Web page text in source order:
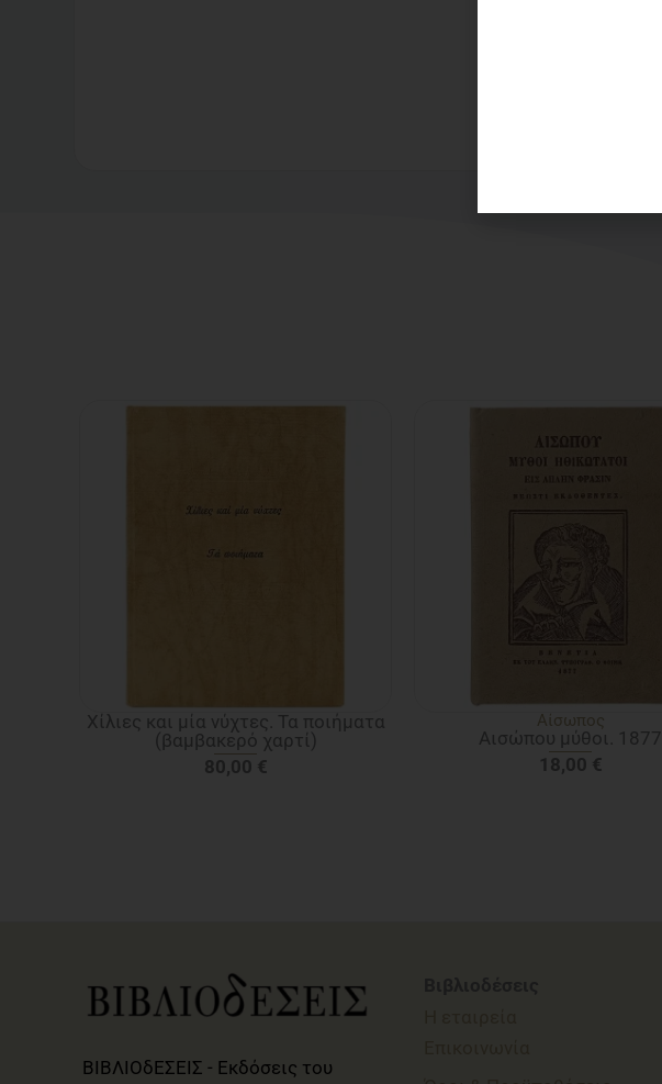
Χίλιες και μία νύχτες. Τα ποιήματα
(βαμβακερό χαρτί)
80,00 €
Αίσωπος
Αισώπου μύθοι. 1877
18,00 €
ΒΙΒΛΙΟδΕΣΕΙΣ - Εκδόσεις του